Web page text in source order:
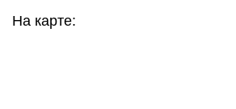
На карте: